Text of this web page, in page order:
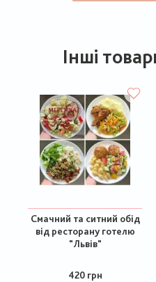
Інші
Смачний та ситний обід
від ресторану готелю
"Львів"
420 грн